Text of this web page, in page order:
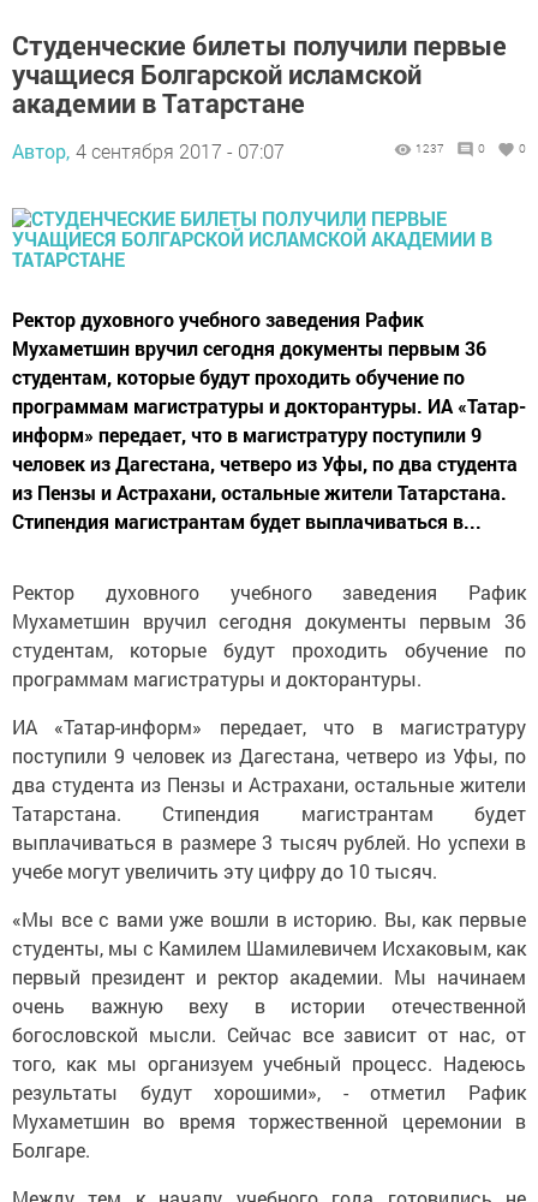
Студенческие билеты получили первые
учащиеся Болгарской исламской
академии в Татарстане
Автор, 4 сентября 2017 - 07:07 1237 0 0
Ректор духовного учебного заведения Рафик
Мухаметшин вручил сегодня документы первым 36
студентам, которые будут проходить обучение по
программам магистратуры и докторантуры. ИА «Татар-
информ» передает, что в магистратуру поступили 9
человек из Дагестана, четверо из Уфы, по два студента
из Пензы и Астрахани, остальные жители Татарстана.
Стипендия магистрантам будет выплачиваться в...
Ректор духовного учебного заведения Рафик
Мухаметшин вручил сегодня документы первым 36
студентам, которые будут проходить обучение по
программам магистратуры и докторантуры.
ИА «Татар-информ» передает, что в магистратуру
поступили 9 человек из Дагестана, четверо из Уфы, по
два студента из Пензы и Астрахани, остальные жители
Татарстана. Стипендия магистрантам будет
выплачиваться в размере 3 тысяч рублей. Но успехи в
учебе могут увеличить эту цифру до 10 тысяч.
«Мы все с вами уже вошли в историю. Вы, как первые
студенты, мы с Камилем Шамилевичем Исхаковым, как
первый президент и ректор академии. Мы начинаем
очень важную веху в истории отечественной
богословской мысли. Сейчас все зависит от нас, от
того, как мы организуем учебный процесс. Надеюсь
результаты будут хорошими», - отметил Рафик
Мухаметшин во время торжественной церемонии в
Болгаре.